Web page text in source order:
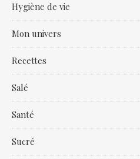
Hygiène de vie
Mon univers
Recettes
Salé
Santé
Sucré